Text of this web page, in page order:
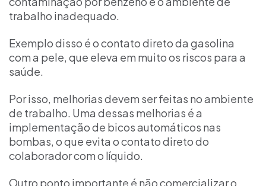
trabalho inadequado.
Exemplo disso é o contato direto da gasolina
com a pele, que eleva em muito os riscos para a
saúde.
Por isso, melhorias devem ser feitas no ambiente
de trabalho. Uma dessas melhorias é a
implementação de bicos automáticos nas
bombas, o que evita o contato direto do
colaborador com o líquido.
Outro ponto importante é não comercializar o